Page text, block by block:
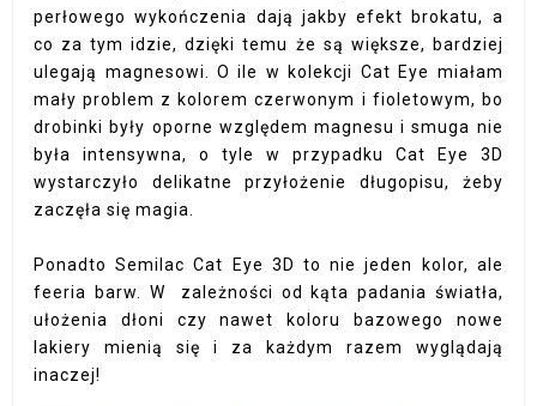
perłowego wykończenia dają jakby efekt brokatu, a
co za tym idzie, dzięki temu że są większe, bardziej
ulegają magnesowi. O ile w kolekcji Cat Eye miałam
mały problem z kolorem czerwonym i fioletowym, bo
drobinki były oporne względem magnesu i smuga nie
była intensywna, o tyle w przypadku Cat Eye 3D
wystarczyło delikatne przyłożenie długopisu, żeby
zaczęła się magia.
Ponadto Semilac Cat Eye 3D to nie jeden kolor, ale
feeria barw. W zależności od kąta padania światła,
ułożenia dłoni czy nawet koloru bazowego nowe
lakiery mienią się i za każdym razem wyglądają
inaczej!